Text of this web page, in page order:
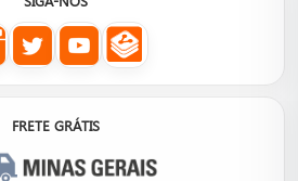
FRETE GRÁTIS